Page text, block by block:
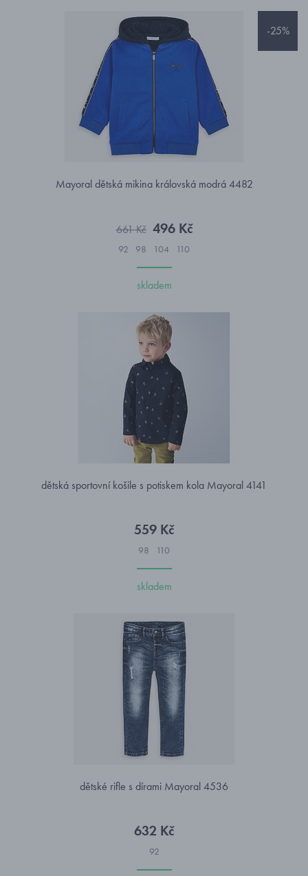
-25%
Mayoral dětská mikina královská modrá 4482
661 Kč 496 Kč
92 98 104 110
skladem
dětská sportovní košile s potiskem kola Mayoral 4141
559 Kč
98 110
skladem
dětské rifle s dírami Mayoral 4536
632 Kč
92